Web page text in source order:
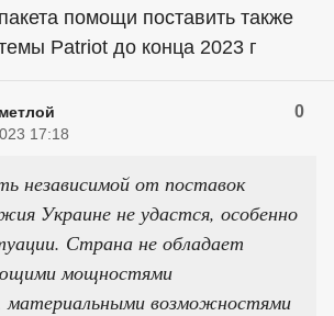
помощи поставить также
Patriot до конца 2023 г
0
17:18
независимой от поставок
Украине не удастся, особенно
Страна не обладает
мощностями
материальными возможностями